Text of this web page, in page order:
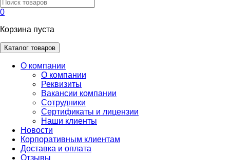
0
Корзина пуста
Каталог товаров
О компании
О компании
Реквизиты
Вакансии компании
Сотрудники
Сертификаты и лицензии
Наши клиенты
Новости
Корпоративным клиентам
Доставка и оплата
Отзывы